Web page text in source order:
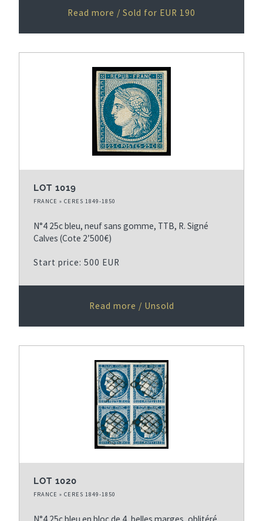
Read more / Sold for EUR 190
LOT 1019
FRANCE » CERES 1849-1850
N°4 25c bleu, neuf sans gomme, TTB, R. Signé
Calves (Cote 2’500€)
Start price: 500 EUR
Read more / Unsold
LOT 1020
FRANCE » CERES 1849-1850